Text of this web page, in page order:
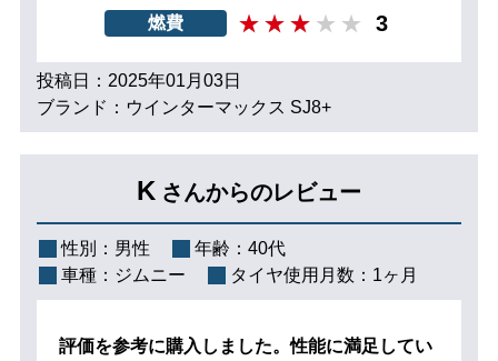
燃費 3
投稿日：2025年01月03日
ブランド：ウインターマックス SJ8+
K さんからのレビュー
性別： 男性 年齢： 40代
車種： ジムニー タイヤ使用月数： 1ヶ月
評価を参考に購入しました。性能に満足してい